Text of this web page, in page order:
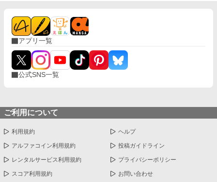
アプリ一覧
公式SNS一覧
ご利用について
利用規約 ヘルプ
アルファコイン利用規約 投稿ガイドライン
レンタルサービス利用規約 プライバシーポリシー
スコア利用規約 お問い合わせ